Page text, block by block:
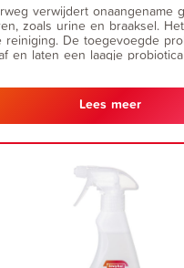
verwijdert onaangename
zoals urine en braaksel.
reiniging. De toegevoegde
en laten een laagje
Lees meer